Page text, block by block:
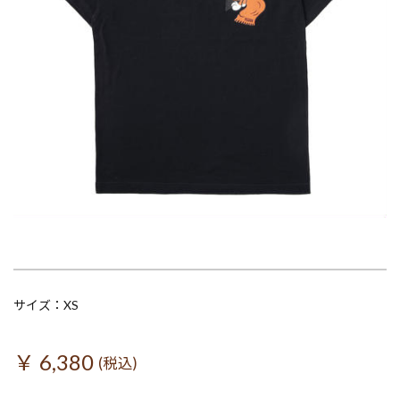
サイズ：XS
￥ 6,380 (税込)